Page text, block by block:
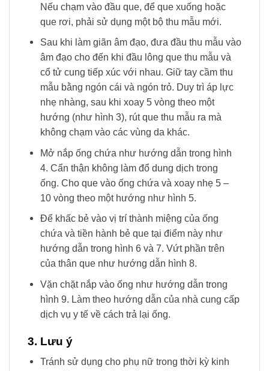
Nếu chạm vào đầu que, để que xuống hoặc
que rơi, phải sử dụng một bộ thu mẫu mới.
Sau khi làm giãn âm đạo, đưa đầu thu mẫu vào
âm đạo cho đến khi đầu lông que thu mẫu và
cổ tử cung tiếp xúc với nhau. Giữ tay cầm thu
mẫu bằng ngón cái và ngón trỏ. Duy trì áp lực
nhẹ nhàng, sau khi xoay 5 vòng theo một
hướng (như hình 3), rút que thu mẫu ra mà
không chạm vào các vùng da khác.
Mở nắp ống chứa như hướng dẫn trong hình
4. Cẩn thận không làm đổ dung dịch trong
ống. Cho que vào ống chứa và xoay nhẹ 5 –
10 vòng theo một hướng như hình 5.
Để khấc bẻ vào vị trí thành miệng của ống
chứa và tiền hành bẻ que tại điểm này như
hướng dẫn trong hình 6 và 7. Vứt phần trên
của thân que như hướng dẫn hình 8.
Vặn chặt nắp vào ống như hướng dẫn trong
hình 9. Làm theo hướng dẫn của nhà cung cấp
dịch vụ y tế về cách trả lại ống.
3. Lưu ý
Tránh sử dụng cho phụ nữ trong thời kỳ kinh